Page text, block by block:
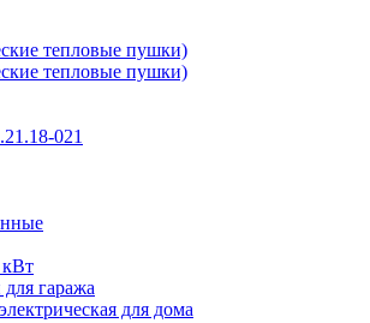
тепловые пушки)
тепловые пушки)
021
кВт
гаража
для дома